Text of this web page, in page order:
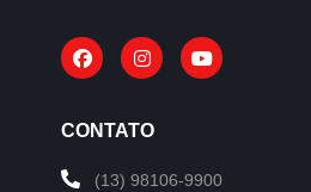
CONTATO
(13) 98106-9900